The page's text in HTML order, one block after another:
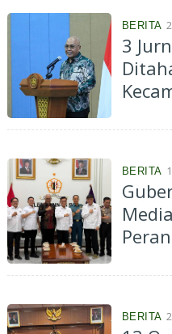
BERITA
3
BERITA
BERITA